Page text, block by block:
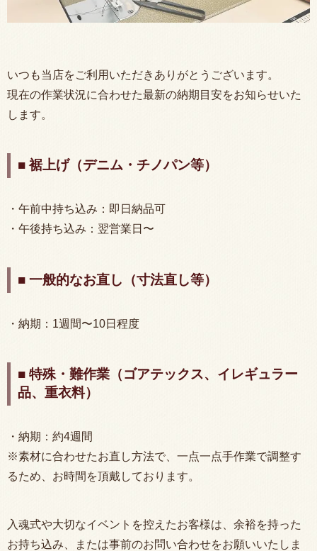
いつも当店をご利用いただきありがとうございます。
現在の作業状況に合わせた最新の納期目安をお知らせいた
します。
■ 裾上げ（デニム・チノパン等）
・午前中持ち込み：即日納品可
・午後持ち込み：翌営業日〜
■ 一般的なお直し（寸法直し等）
・納期：1週間〜10日程度
■ 特殊・難作業（ゴアテックス、イレギュラー
品、重衣料）
・納期：約4週間
※素材に合わせたお直し方法で、一点一点手作業で調整す
るため、お時間を頂戴しております。
入魂式や大切なイベントを控えたお客様は、余裕を持った
お持ち込み、または事前のお問い合わせをお願いいたしま